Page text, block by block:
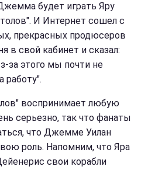
будет играть Яру
И Интернет сошел с
прекрасных продюсеров
в свой кабинет и сказал:
за этого мы почти не
работу".
воспринимает любую
серьезно, так что фанаты
что Джемме Уилан
роль. Напомним, что Яра
свои корабли